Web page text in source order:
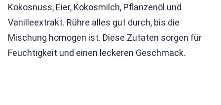
Kokosnuss, Eier, Kokosmilch, Pflanzenöl und
Vanilleextrakt. Rühre alles gut durch, bis die
Mischung homogen ist. Diese Zutaten sorgen für
Feuchtigkeit und einen leckeren Geschmack.